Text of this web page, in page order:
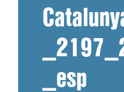
_esp